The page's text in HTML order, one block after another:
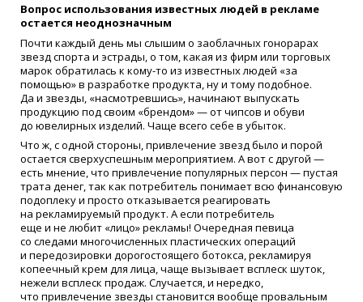
Вопрос использования известных людей в рекламе
остается неоднозначным
Почти каждый день мы слышим о заоблачных гонорарах
звезд спорта и эстрады, о том, какая из фирм или торговых
марок обратилась к кому-то из известных людей «за
помощью» в разработке продукта, ну и тому подобное.
Да и звезды, «насмотревшись», начинают выпускать
продукцию под своим «брендом» — от чипсов и обуви
до ювелирных изделий. Чаще всего себе в убыток.
Что ж, с одной стороны, привлечение звезд было и порой
остается сверхуспешным мероприятием. А вот с другой —
есть мнение, что привлечение популярных персон — пустая
трата денег, так как потребитель понимает всю финансовую
подоплеку и просто отказывается реагировать
на рекламируемый продукт. А если потребитель
еще и не любит «лицо» рекламы! Очередная певица
со следами многочисленных пластических операций
и передозировки дорогостоящего ботокса, рекламируя
копеечный крем для лица, чаще вызывает всплеск шуток,
нежели всплеск продаж. Случается, и нередко,
что привлечение звезды становится вообще провальным